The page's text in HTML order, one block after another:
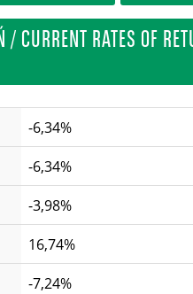
CURRENT RATES OF
-6,34%
-6,34%
-3,98%
16,74%
-7,24%